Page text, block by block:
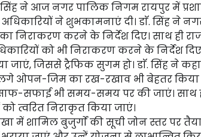
ने आज नगर पालिक निगम रायपुर में
ने शुभकामनाएं दी। डाॅ. सिंह ने
का निराकरण करने के निर्देश दिए। साथ ही
को भी निराकरण करने के निर्देश
जाएं, जिससे ट्रैफिक सुगम हो। डाॅ. सिंह ने
लगे ओपन-जिम का रख-रखाव भी बेहतर
सफाई भी समय-समय पर की जाएं। साथ
त्वरित निराकृत किया जाएं।
में शामिल बुजुर्गाें की सूची जोन स्तर पर